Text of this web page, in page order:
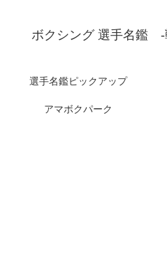
ボクシング 選手名鑑 -
選手名鑑ピックアップ
アマボクパーク